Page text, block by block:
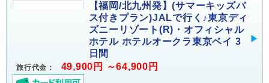
【福岡/北九州発】(サマーキッズパ
ス付きプラン)JALで行く♪東京ディ
ズニーリゾート(R)・オフィシャル
ホテル ホテルオークラ東京ベイ 3
日間
旅行代金： 49,900円 ～64,900円